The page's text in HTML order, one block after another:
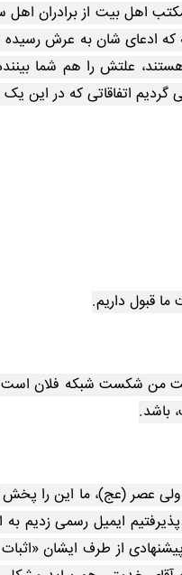
اهل بیت از برادران
که ادعای شان به عرش
علتش را هم شما
گردیم اتفاقاتی که در
قبول داریم.
من شکست شبکه فلان
باشد.
عصر (عج)، ما این را
ایمیل رسمی زدیم
از طرف ایشان